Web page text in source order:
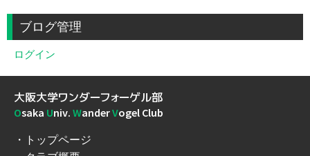
ブログ管理
ログイン
大阪大学ワンダーフォーゲル部
Osaka Univ.WanderVogel Club
トップページ